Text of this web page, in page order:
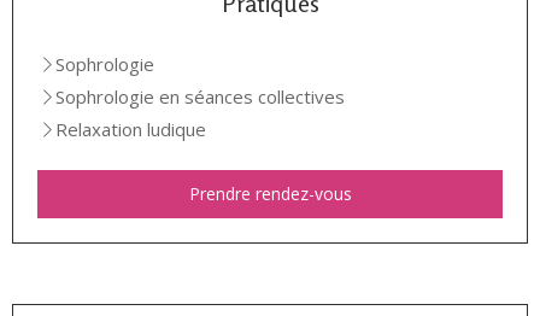
Sophrologie
Sophrologie en séances collectives
Relaxation ludique
Prendre rendez-vous